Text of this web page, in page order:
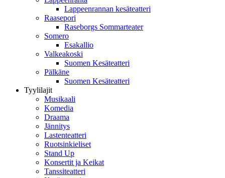
Lappeenrannan kesäteatteri
Raasepori
Raseborgs Sommarteater
Somero
Esakallio
Valkeakoski
Suomen Kesäteatteri
Pälkäne
Suomen Kesäteatteri
Tyylilajit
Musikaali
Komedia
Draama
Jännitys
Lastenteatteri
Ruotsinkieliset
Stand Up
Konsertit ja Keikat
Tanssiteatteri